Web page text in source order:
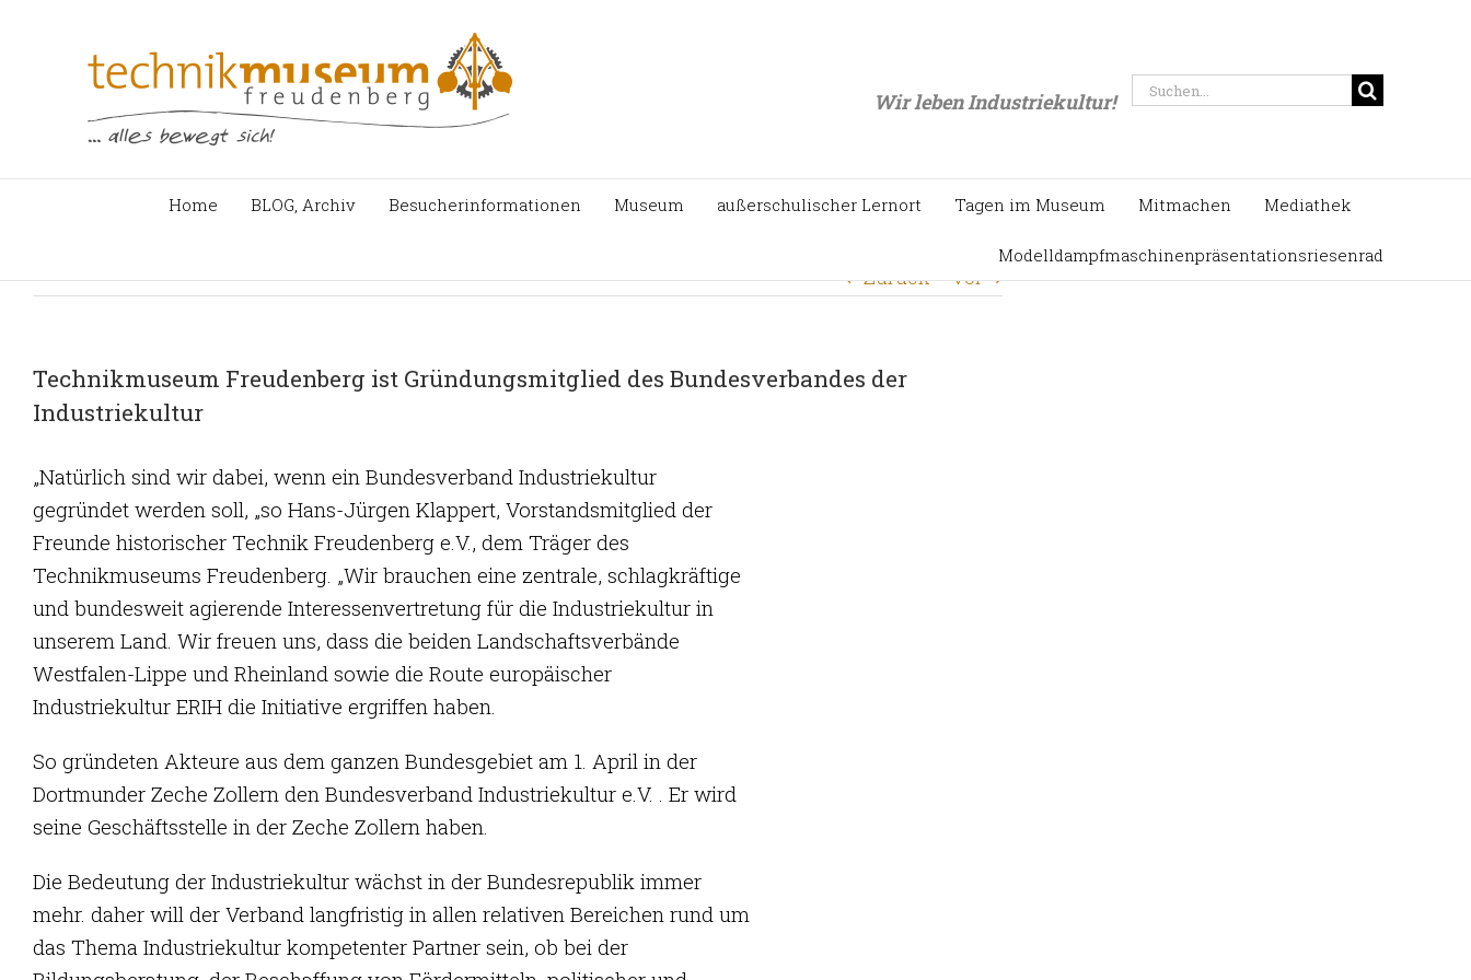
Wir leben Industriekultur!
Suche
Home BLOG, Archiv Besucherinformationen Museum außerschulischer Lernort Tagen im Museum Mitmachen Mediathek
Modelldampfmaschinenpräsentationsriesenrad
Zurück Vor
Technikmuseum Freudenberg ist Gründungsmitglied des Bundesverbandes der
Industriekultur
„Natürlich sind wir dabei, wenn ein Bundesverband Industriekultur
gegründet werden soll, „so Hans-Jürgen Klappert, Vorstandsmitglied der
Freunde historischer Technik Freudenberg e.V., dem Träger des
Technikmuseums Freudenberg. „Wir brauchen eine zentrale, schlagkräftige
und bundesweit agierende Interessenvertretung für die Industriekultur in
unserem Land. Wir freuen uns, dass die beiden Landschaftsverbände
Westfalen-Lippe und Rheinland sowie die Route europäischer
Industriekultur ERIH die Initiative ergriffen haben.
So gründeten Akteure aus dem ganzen Bundesgebiet am 1. April in der
Dortmunder Zeche Zollern den Bundesverband Industriekultur e.V. . Er wird
seine Geschäftsstelle in der Zeche Zollern haben.
Die Bedeutung der Industriekultur wächst in der Bundesrepublik immer
mehr. daher will der Verband langfristig in allen relativen Bereichen rund um
das Thema Industriekultur kompetenter Partner sein, ob bei der